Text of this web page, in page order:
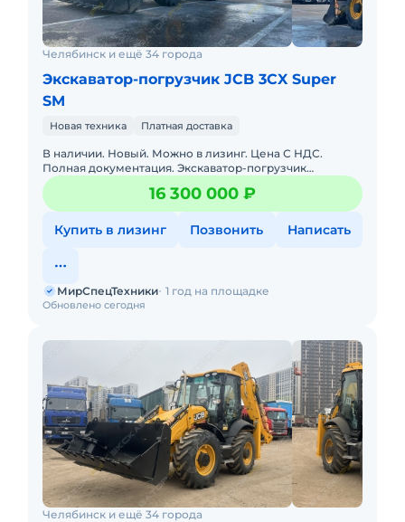
Челябинск и ещё 34 города
Экскаватор-погрузчик JCB 3CX Super
SM
Новая техника Платная доставка
В наличии. Новый. Можно в лизинг. Цена С НДС.
Полная документация. Экскаватор-погрузчик
растаможен, все документы готовы. Доставка до базы
или объекта. ООО "Мир16 300 000 ₽
Купить в лизинг Позвонить Написать
Обновлено сегодня
МирСпецТехники 1 год на площадке
Челябинск и ещё 34 города